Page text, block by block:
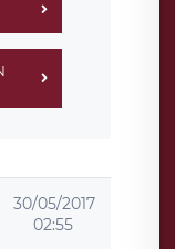
30/05/2017
02:55